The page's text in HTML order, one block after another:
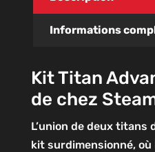
Informations
Kit Titan
de chez
L’union de deux titans
kit surdimensionné, où